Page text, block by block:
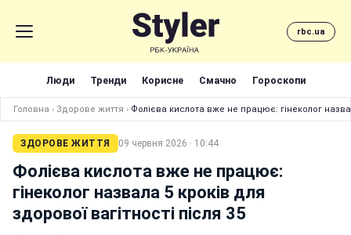
rbc.ua
Люди Тренди Корисне Смачно Гороскопи
Головна › Здорове життя › Фолієва кислота вже не працює: гінеколог
ЗДОРОВЕ ЖИТТЯ 09 червня 2026 · 10:44
Фолієва кислота вже не працює:
гінеколог назвала 5 кроків для
здорової вагітності після 35